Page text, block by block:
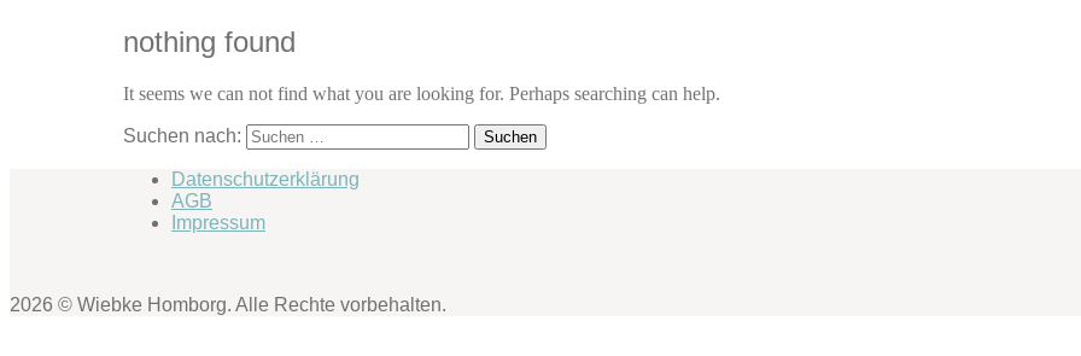
nothing found
It seems we can not find what you are looking for. Perhaps searching can help.
Suchen nach:
Datenschutzerklärung
AGB
Impressum
2026 © Wiebke Homborg. Alle Rechte vorbehalten.